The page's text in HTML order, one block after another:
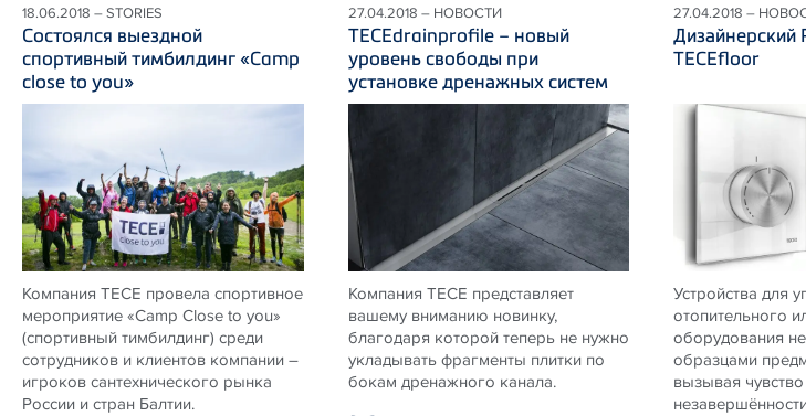
18.06.2018 – STORIES
Состоялся выездной
спортивный тимбилдинг «Camp
close to you»
Компания ТЕСЕ провела спортивное
мероприятие «Camp Close to you»
(спортивный тимбилдинг) среди
сотрудников и клиентов компании –
игроков сантехнического рынка
России и стран Балтии.
27.04.2018 – НОВОСТИ
TECEdrainprofile – новый
уровень свободы при
установке дренажных систем
Компания ТЕСЕ представляет
вашему вниманию новинку,
благодаря которой теперь не нужно
укладывать фрагменты плитки по
бокам дренажного канала.
27.04.2018 –
Дизайнерский
TECEfloor
Устройства для
отопительного
оборудования
образцами
вызывая